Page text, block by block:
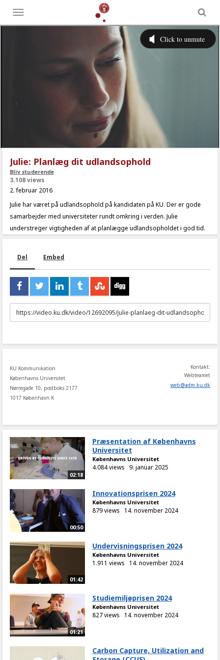
Toggle
menu
Julie: Planlæg dit udlandsophold
Bliv studerende
3.108 views
2. februar 2016
Julie har været på udlandsophold på kandidaten på KU. Der er gode
samarbejder med universiteter rundt omkring i verden. Julie
understreger vigtigheden af at planlægge udlandsopholdet i god tid.
Del Embed
URL
to
KU Kommunikation
Københavns Universitet
Nørregade 10, postboks 2177
1017 København K
Kontakt:
Webteamet
web@adm.ku.dk
02:18
Præsentation af Københavns
Universitet
Københavns Universitet
4.084 views 9. januar 2025
00:50
Innovationsprisen 2024
Københavns Universitet
879 views 14. november 2024
01:42
Undervisningsprisen 2024
Københavns Universitet
1.911 views 14. november 2024
01:21
Studiemiljøprisen 2024
Københavns Universitet
827 views 14. november 2024
Carbon Capture, Utilization and